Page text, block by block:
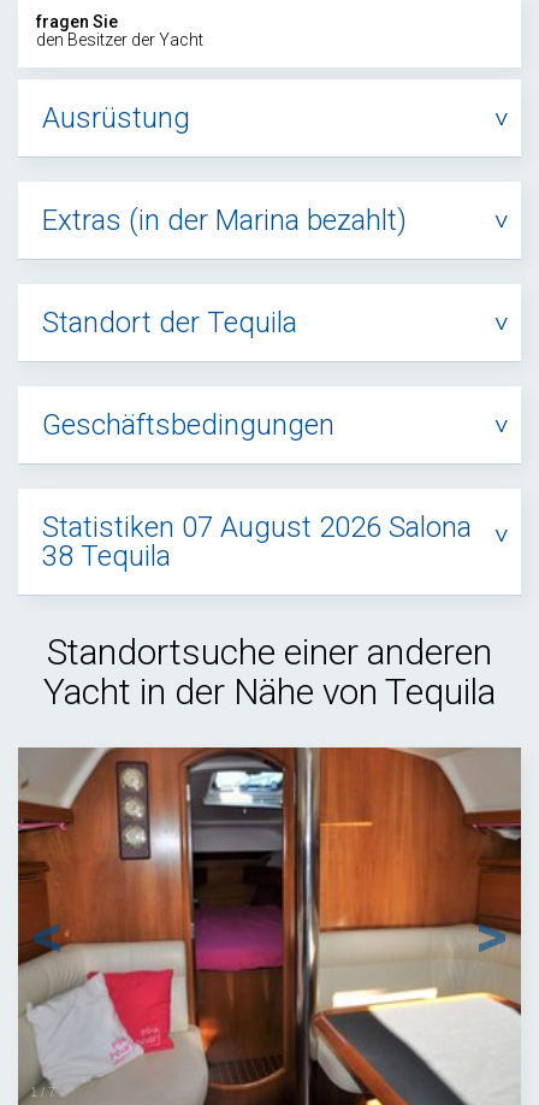
fragen Sie
den Besitzer der Yacht
Ausrüstung
Extras (in der Marina bezahlt)
Standort der Tequila
Geschäftsbedingungen
Statistiken 07 August 2026 Salona
38 Tequila
Standortsuche einer anderen
Yacht in der Nähe von Tequila
1/7